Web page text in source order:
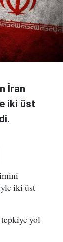
İran
iki üst
iki üst
yol